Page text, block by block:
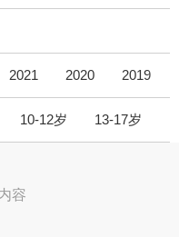
2021 2020 2019
10-12岁 13-17岁
容